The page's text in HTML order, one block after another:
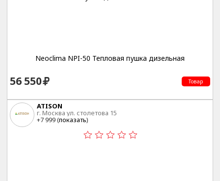
Neoclima NPI-50 Тепловая пушка дизельная
56 550 Товар
ATISON
г. Москва ул. столетова 15
+7 999 (показать)